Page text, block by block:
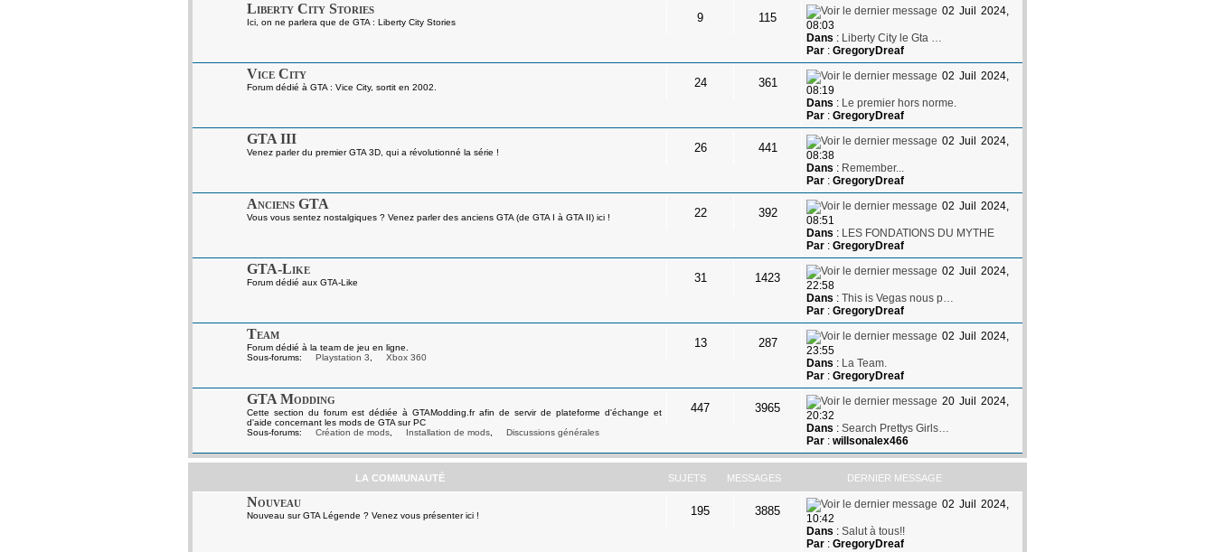
Liberty City Stories
Ici, on ne parlera que de GTA : Liberty City Stories 9 115
02 Juil 2024,
08:03
Dans : Liberty City le Gta …
Par: GregoryDreaf
Vice City
Forum dédié à GTA : Vice City, sortit en 2002. 24 361
02 Juil 2024,
08:19
Dans : Le premier hors norme.
Par: GregoryDreaf
GTA III
Venez parler du premier GTA 3D, qui a révolutionné la série ! 26 441
02 Juil 2024,
08:38
Dans : Remember...
Par: GregoryDreaf
Anciens GTA
Vous vous sentez nostalgiques ? Venez parler des anciens GTA (de GTA I à GTA II) ici ! 22 392
02 Juil 2024,
08:51
Dans : LES FONDATIONS DU MYTHE
Par: GregoryDreaf
GTA-Like
Forum dédié aux GTA-Like 31 1423
02 Juil 2024,
22:58
Dans : This is Vegas nous p…
Par: GregoryDreaf
Team
Forum dédié à la team de jeu en ligne.
Sous-forums:
Playstation 3 Xbox 360
13 287
02 Juil 2024,
23:55
Dans : La Team.
Par: GregoryDreaf
GTA Modding
Cette section du forum est dédiée à GTAModding.fr afin de servir de plateforme d'échange et
d'aide concernant les mods de GTA sur PC
Sous-forums:
Création de mods Installation de mods Discussions générales
447 3965
20 Juil 2024,
20:32
Dans : Search Prettys Girls…
Par: willsonalex466
LA COMMUNAUTÉ SUJETS MESSAGES DERNIER MESSAGE
Nouveau
Nouveau sur GTA Légende ? Venez vous présenter ici ! 195 3885
02 Juil 2024,
10:42
Dans : Salut à tous!!
Par: GregoryDreaf